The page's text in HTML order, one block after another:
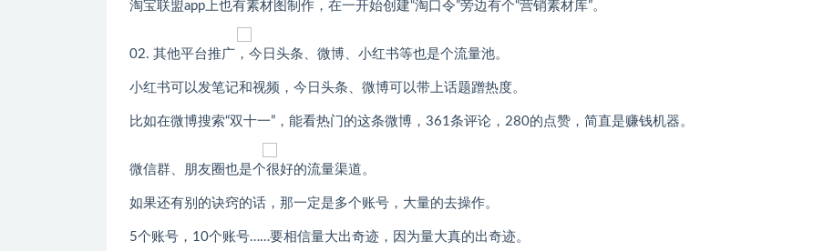
淘宝联盟app上也有素材图制作，在一开始创建“淘口令”旁边有个“营销素材库”。
02. 其他平台推广，今日头条、微博、小红书等也是个流量池。
小红书可以发笔记和视频，今日头条、微博可以带上话题蹭热度。
比如在微博搜索“双十一”，能看热门的这条微博，361条评论，280的点赞，简直是赚钱机器。
微信群、朋友圈也是个很好的流量渠道。
如果还有别的诀窍的话，那一定是多个账号，大量的去操作。
5个账号，10个账号……要相信量大出奇迹，因为量大真的出奇迹。